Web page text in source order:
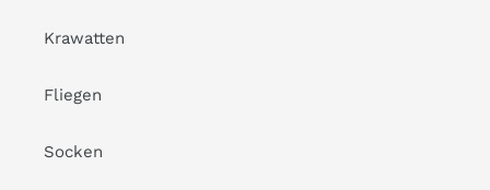
Krawatten
Fliegen
Socken